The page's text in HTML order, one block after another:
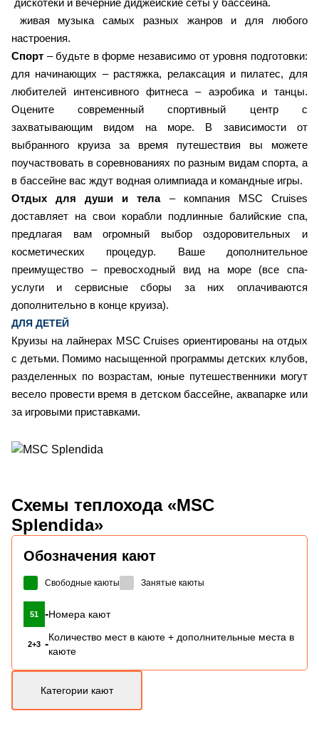
дискотеки и вечерние диджейские сеты у бассейна.
живая музыка самых разных жанров и для любого
настроения.
Спорт – будьте в форме независимо от уровня подготовки:
для начинающих – растяжка, релаксация и пилатес, для
любителей интенсивного фитнеса – аэробика и танцы.
Оцените современный спортивный центр с
захватывающим видом на море. В зависимости от
выбранного круиза за время путешествия вы можете
поучаствовать в соревнованиях по разным видам спорта, а
в бассейне вас ждут водная олимпиада и командные игры.
Отдых для души и тела– компания MSC Cruises
доставляет на свои корабли подлинные балийские спа,
предлагая вам огромный выбор оздоровительных и
косметических процедур. Ваше дополнительное
преимущество – превосходный вид на море (все спа-
услуги и сервисные сборы за них оплачиваются
дополнительно в конце круиза).
ДЛЯ ДЕТЕЙ
Круизы на лайнерах MSC Cruises ориентированы на отдых
с детьми. Помимо насыщенной программы детских клубов,
разделенных по возрастам, юные путешественники могут
весело провести время в детском бассейне, аквапарке или
за игровыми приставками.
Схемы теплохода «MSC
Splendida»
Обозначения кают
Свободные каюты Занятые каюты
51 -Номера кают
2+3 -
Количество мест в каюте + дополнительные места в
каюте
Категории кают